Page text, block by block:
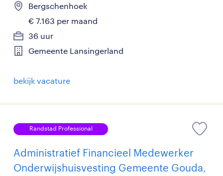
Bergschenhoek
€ 7.163 per maand
36 uur
Gemeente Lansingerland
bekijk vacature
Randstad Professional
Administratief Financieel Medewerker
Onderwijshuisvesting Gemeente Gouda,